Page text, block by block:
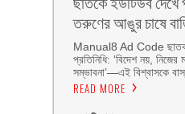
তরুণের আঙুর চাষে
Manual8 Ad Code ছাতক
প্রতিনিধি: ‘বিদেশ নয়, নিজের
সম্ভাবনা’—এই বিশ্বাসকে
READ MORE